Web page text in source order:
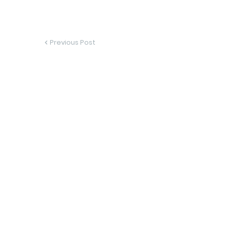
Previous Post